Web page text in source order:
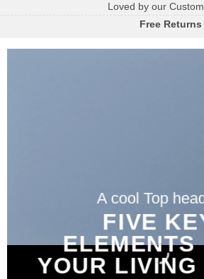
Loved by our
Free Returns
A cool Top
FIVE
ELEMENTS
YOUR LIVING